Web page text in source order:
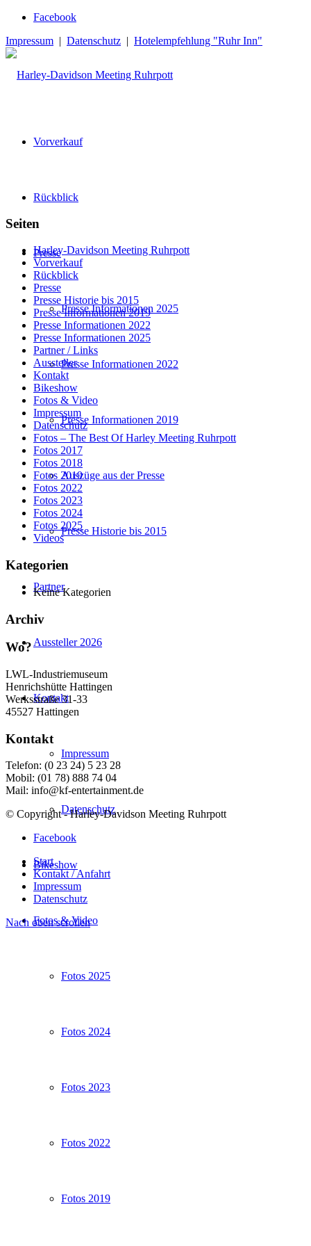
Facebook
Impressum | Datenschutz | Hotelempfehlung "Ruhr Inn"
Vorverkauf
Rückblick
Presse
Presse Informationen 2025
Presse Informationen 2022
Presse Informationen 2019
Auszüge aus der Presse
Presse Historie bis 2015
Partner
Aussteller 2026
Kontakt
Impressum
Datenschutz
Bikeshow
Fotos & Video
Fotos 2025
Fotos 2024
Fotos 2023
Fotos 2022
Fotos 2019
Seiten
Harley-Davidson Meeting Ruhrpott
Vorverkauf
Rückblick
Presse
Presse Historie bis 2015
Presse Informationen 2019
Presse Informationen 2022
Presse Informationen 2025
Partner / Links
Aussteller
Kontakt
Bikeshow
Fotos & Video
Impressum
Datenschutz
Fotos – The Best Of Harley Meeting Ruhrpott
Fotos 2017
Fotos 2018
Fotos 2019
Fotos 2022
Fotos 2023
Fotos 2024
Fotos 2025
Videos
Kategorien
Keine Kategorien
Archiv
Wo?
LWL-Industriemuseum
Henrichshütte Hattingen
Werksstraße 31-33
45527 Hattingen
Kontakt
Telefon: (0 23 24) 5 23 28
Mobil: (01 78) 888 74 04
Mail: info@kf-entertainment.de
© Copyright - Harley-Davidson Meeting Ruhrpott
Facebook
Start
Kontakt / Anfahrt
Impressum
Datenschutz
Nach oben scrollen